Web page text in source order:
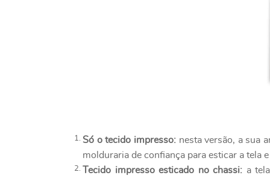
Só o tecido impresso:nesta versão, a sua
molduraria de confiança para esticar a tela
Tecido impresso esticado no chassi: a